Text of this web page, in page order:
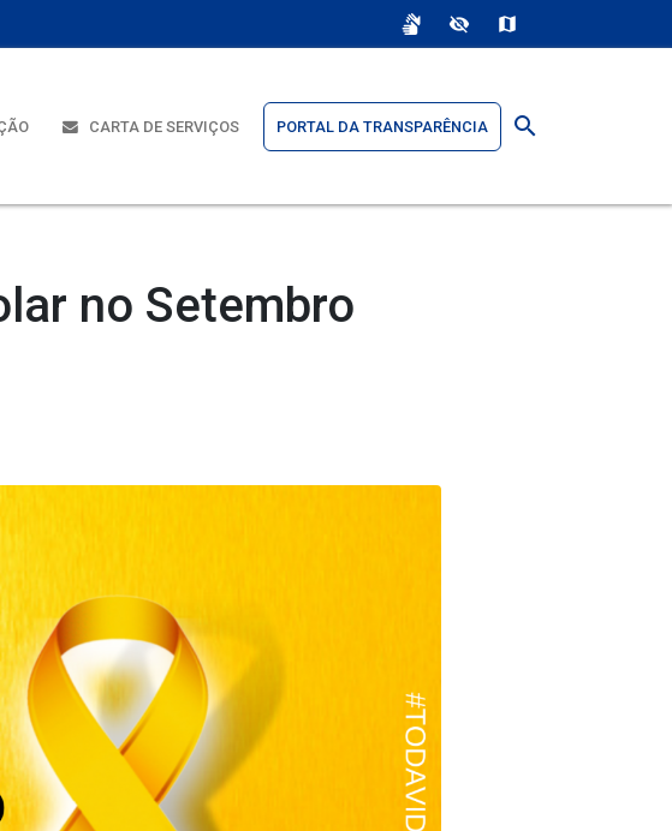
sign_language visibility_off map
CARTA DE SERVIÇOS PORTAL DA TRANSPARÊNCIA search
no Setembro